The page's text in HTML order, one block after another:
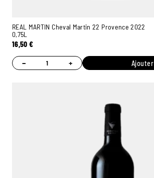
REAL MARTIN Cheval Martin 22 Provence 2022
0,75L
16,50€
− + Ajouter